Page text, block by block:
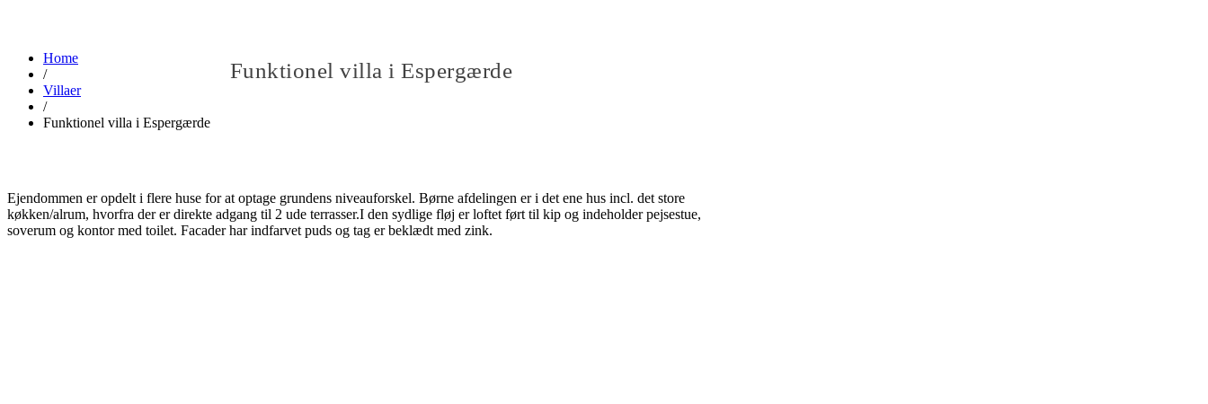
Funktionel villa i Espergærde
Home
/
Villaer
/
Funktionel villa i Espergærde
Ejendommen er opdelt i flere huse for at optage grundens niveauforskel. Børne afdelingen er i det ene hus incl. det store
køkken/alrum, hvorfra der er direkte adgang til 2 ude terrasser.I den sydlige fløj er loftet ført til kip og indeholder pejsestue,
soverum og kontor med toilet. Facader har indfarvet puds og tag er beklædt med zink.